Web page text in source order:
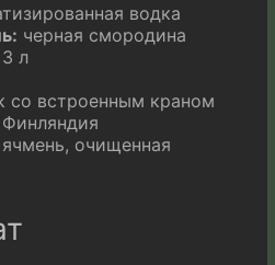
водка
черная смородина
3 л
со встроенным краном
Финляндия
ячмень, очищенная